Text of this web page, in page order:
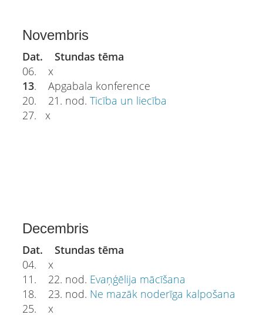
Novembris
Dat. Stundas tēma
06. x
13. Apgabala konference
20. 21. nod. Ticība un liecība
27. x
Decembris
Dat. Stundas tēma
04. x
11. 22. nod. Evaņģēlija mācīšana
18. 23. nod. Ne mazāk noderīga kalpošana
25. x